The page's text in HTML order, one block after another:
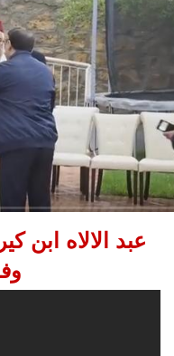
عبد الالاه ابن